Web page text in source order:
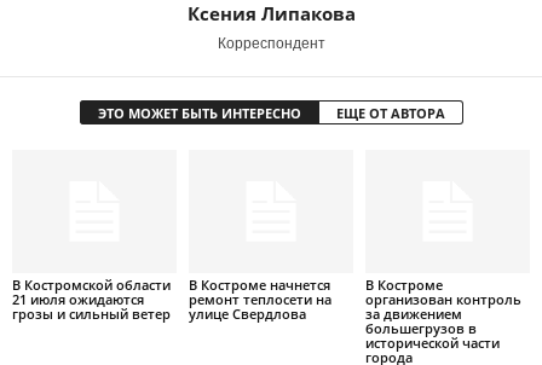
Ксения Липакова
Корреспондент
ЭТО МОЖЕТ БЫТЬ ИНТЕРЕСНО ЕЩЕ ОТ АВТОРА
В Костромской области
21 июля ожидаются
грозы и сильный ветер
В Костроме начнется
ремонт теплосети на
улице Свердлова
В Костроме
организован контроль
за движением
большегрузов в
исторической части
города